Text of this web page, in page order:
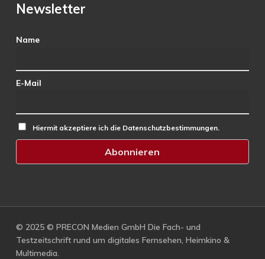
Newsletter
Name
E-Mail
Hiermit akzeptiere ich die Datenschutzbestimmungen.
© 2025 © PRECON Medien GmbH Die Fach- und
Testzeitschrift rund um digitales Fernsehen, Heimkino &
Multimedia.